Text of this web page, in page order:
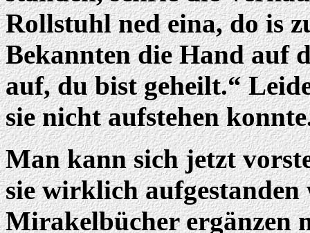
Rollstuhl ned eina, do is
Bekannten die Hand auf
auf, du bist geheilt.“
sie nicht aufstehen
Man kann sich jetzt
sie wirklich aufgestanden
Mirakelbücher ergänzen